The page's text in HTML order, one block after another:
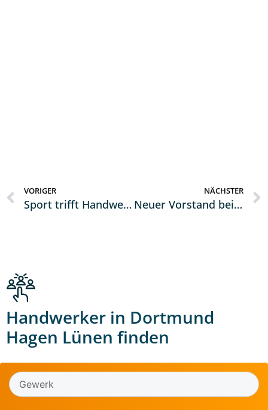
VORIGER
Sport trifft Handwerk – Dein Ausbildungsplatz im Handwerk
NÄCHSTER
Neuer Vorstand bei der Schilder- und Lichtreklamehersteller-Innung
Handwerker in Dortmund
Hagen Lünen finden